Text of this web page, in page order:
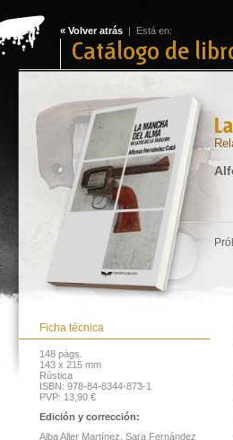
« Volver atrás | Está en:
Catálogo de
Ficha técnica
148 págs.
143 x 215 mm
Rústica
ISBN: 978-84-8344-873-1
PVP: 13,90 €
Edición y corrección:
Alba Aller Martínez, Sara Fernández